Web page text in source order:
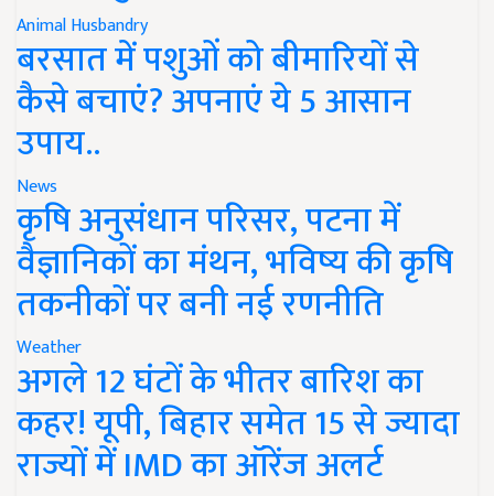
Animal Husbandry
बरसात में पशुओं को बीमारियों से
कैसे बचाएं? अपनाएं ये 5 आसान
उपाय..
News
कृषि अनुसंधान परिसर, पटना में
वैज्ञानिकों का मंथन, भविष्य की कृषि
तकनीकों पर बनी नई रणनीति
Weather
अगले 12 घंटों के भीतर बारिश का
कहर! यूपी, बिहार समेत 15 से ज्यादा
राज्यों में IMD का ऑरेंज अलर्ट